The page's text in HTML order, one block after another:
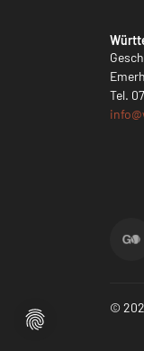
Tel.
info@
©